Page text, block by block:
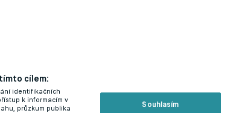
cílem:
identifikačních
k informacím v
průzkum publika
Souhlasím